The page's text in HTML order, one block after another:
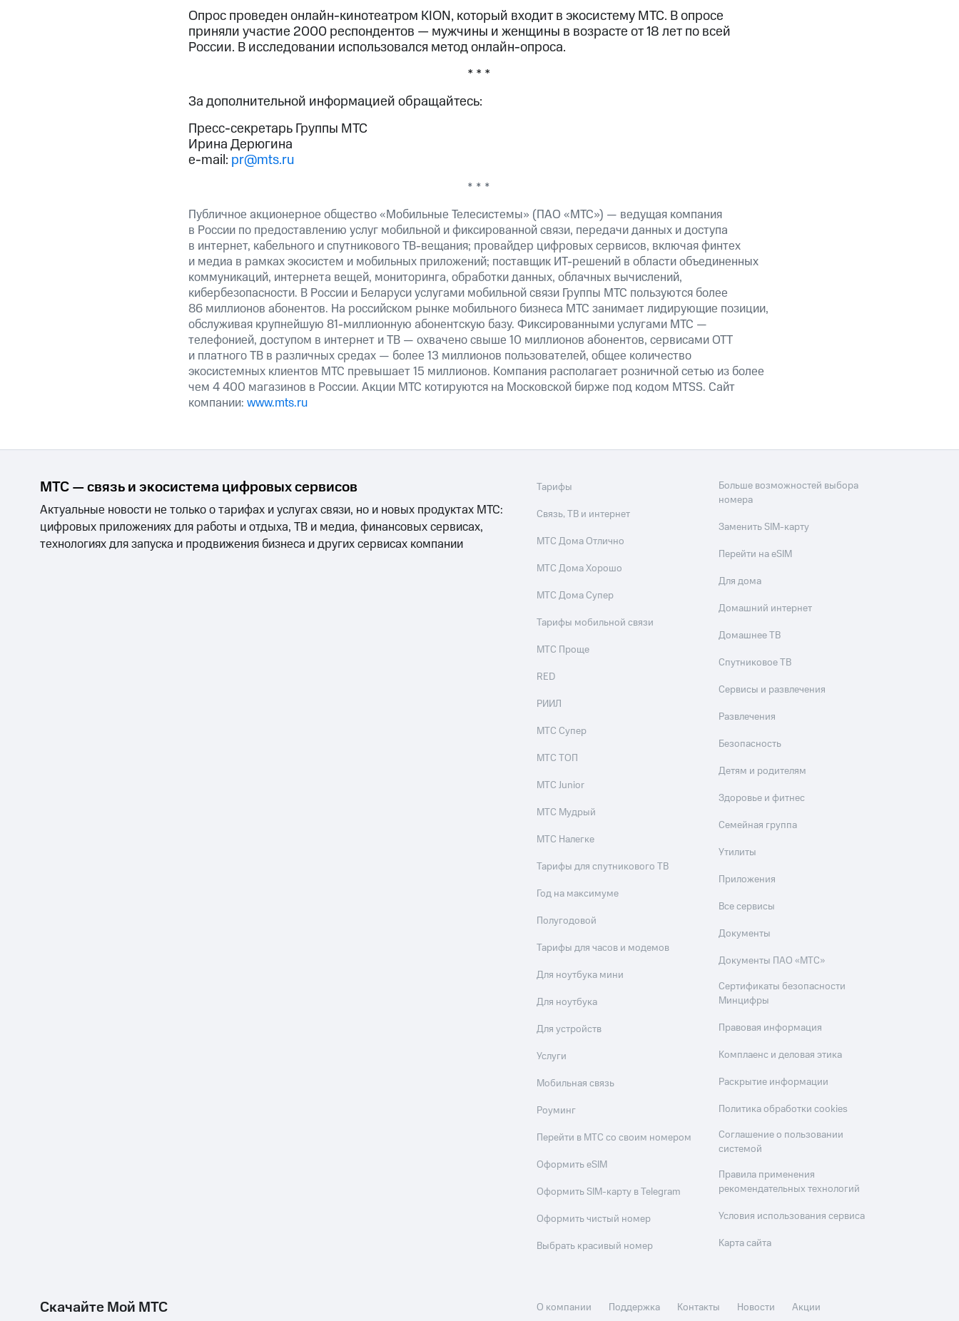
Опрос проведен онлайн-кинотеатром KION, который входит в экосистему МТС. В опросе
приняли участие 2000 респондентов — мужчины и женщины в возрасте от 18 лет по всей
России. В исследовании использовался метод онлайн-опроса.
* * *
За дополнительной информацией обращайтесь:
Пресс-секретарь Группы МТС
Ирина Дерюгина
e-mail: pr@mts.ru
* * *
Публичное акционерное общество «Мобильные Телесистемы» (ПАО «МТС») — ведущая компания
в России по предоставлению услуг мобильной и фиксированной связи, передачи данных и доступа
в интернет, кабельного и спутникового ТВ-вещания; провайдер цифровых сервисов, включая финтех
и медиа в рамках экосистем и мобильных приложений; поставщик ИТ-решений в области объединенных
коммуникаций, интернета вещей, мониторинга, обработки данных, облачных вычислений,
кибербезопасности. В России и Беларуси услугами мобильной связи Группы МТС пользуются более
86 миллионов абонентов. На российском рынке мобильного бизнеса МТС занимает лидирующие позиции,
обслуживая крупнейшую 81-миллионную абонентскую базу. Фиксированными услугами МТС —
телефонией, доступом в интернет и ТВ — охвачено свыше 10 миллионов абонентов, сервисами OTT
и платного ТВ в различных средах — более 13 миллионов пользователей, общее количество
экосистемных клиентов МТС превышает 15 миллионов. Компания располагает розничной сетью из более
чем 4 400 магазинов в России. Акции МТС котируются на Московской бирже под кодом MTSS. Сайт
компании: www.mts.ru
МТС — связь и экосистема цифровых сервисов
Актуальные новости не только о тарифах и услугах связи, но и новых продуктах МТС:
цифровых приложениях для работы и отдыха, ТВ и медиа, финансовых сервисах,
технологиях для запуска и продвижения бизнеса и других сервисах компании
Тарифы
Связь, ТВ и интернет
МТС Дома Отлично
МТС Дома Хорошо
МТС Дома Супер
Тарифы мобильной связи
МТС Проще
RED
РИИЛ
МТС Супер
МТС ТОП
МТС Junior
МТС Мудрый
МТС Налегке
Тарифы для спутникового ТВ
Год на максимуме
Полугодовой
Тарифы для часов и модемов
Для ноутбука мини
Для ноутбука
Для устройств
Услуги
Мобильная связь
Роуминг
Перейти в МТС со своим номером
Оформить eSIM
Оформить SIM-карту в Telegram
Оформить чистый номер
Выбрать красивый номер
Больше возможностей выбора
номера
Заменить SIM-карту
Перейти на eSIM
Для дома
Домашний интернет
Домашнее ТВ
Спутниковое ТВ
Сервисы и развлечения
Развлечения
Безопасность
Детям и родителям
Здоровье и фитнес
Семейная группа
Утилиты
Приложения
Все сервисы
Документы
Документы ПАО «МТС»
Сертификаты безопасности
Минцифры
Правовая информация
Комплаенс и деловая этика
Раскрытие информации
Политика обработки cookies
Соглашение о пользовании
системой
Правила применения
рекомендательных технологий
Условия использования сервиса
Карта сайта
Скачайте Мой МТС О компании Поддержка Контакты Новости Акции